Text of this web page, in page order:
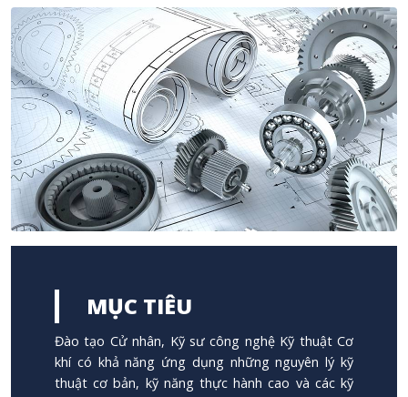
MỤC TIÊU
Đào tạo Cử nhân, Kỹ sư công nghệ Kỹ thuật Cơ
khí có khả năng ứng dụng những nguyên lý kỹ
thuật cơ bản, kỹ năng thực hành cao và các kỹ